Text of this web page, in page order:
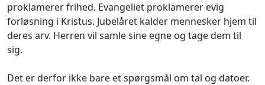
proklamerer frihed. Evangeliet proklamerer evig
forløsning i Kristus. Jubelåret kalder mennesker hjem til
deres arv. Herren vil samle sine egne og tage dem til
sig.
Det er derfor ikke bare et spørgsmål om tal og datoer.